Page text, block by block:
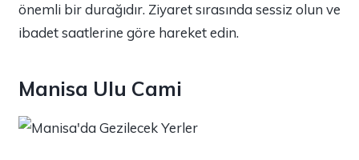
önemli bir durağıdır. Ziyaret sırasında sessiz olun ve
ibadet saatlerine göre hareket edin.
Manisa Ulu Cami